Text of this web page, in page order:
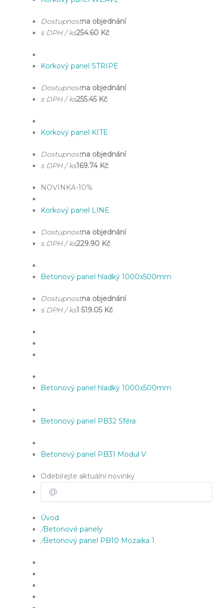
Dostupnostna objednání
s DPH / ks254.60 Kč
Korkový panel STRIPE
Dostupnostna objednání
s DPH / ks255.45 Kč
Korkový panel KITE
Dostupnostna objednání
s DPH / ks169.74 Kč
NOVINKA-10%
Korkový panel LINE
Dostupnostna objednání
s DPH / ks229.90 Kč
Betonový panel hladký 1000x500mm
Dostupnostna objednání
s DPH / ks1 519.05 Kč
Betonový panel hladký 1000x500mm
Betonový panel PB32 Sféra
Betonový panel PB31 Modul V
Odebírejte aktuální novinky
Úvod
/Betonové panely
/Betonový panel PB10 Mozaika 1